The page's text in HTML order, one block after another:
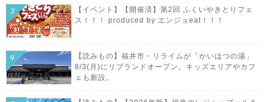
【イベント】【開催済】第2回 ふくいやきとりフェ
ス！！！ produced by エンジョeat！！！
【読みもの】福井市・リライムが「かいほつの湯」
8/3(月)にリブランドオープン。キッズエリアやカフ
ェも新設。